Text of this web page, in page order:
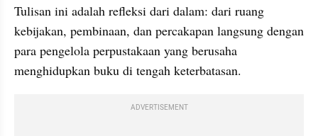
Tulisan ini adalah refleksi dari dalam: dari ruang
kebijakan, pembinaan, dan percakapan langsung dengan
para pengelola perpustakaan yang berusaha
menghidupkan buku di tengah keterbatasan.
ADVERTISEMENT